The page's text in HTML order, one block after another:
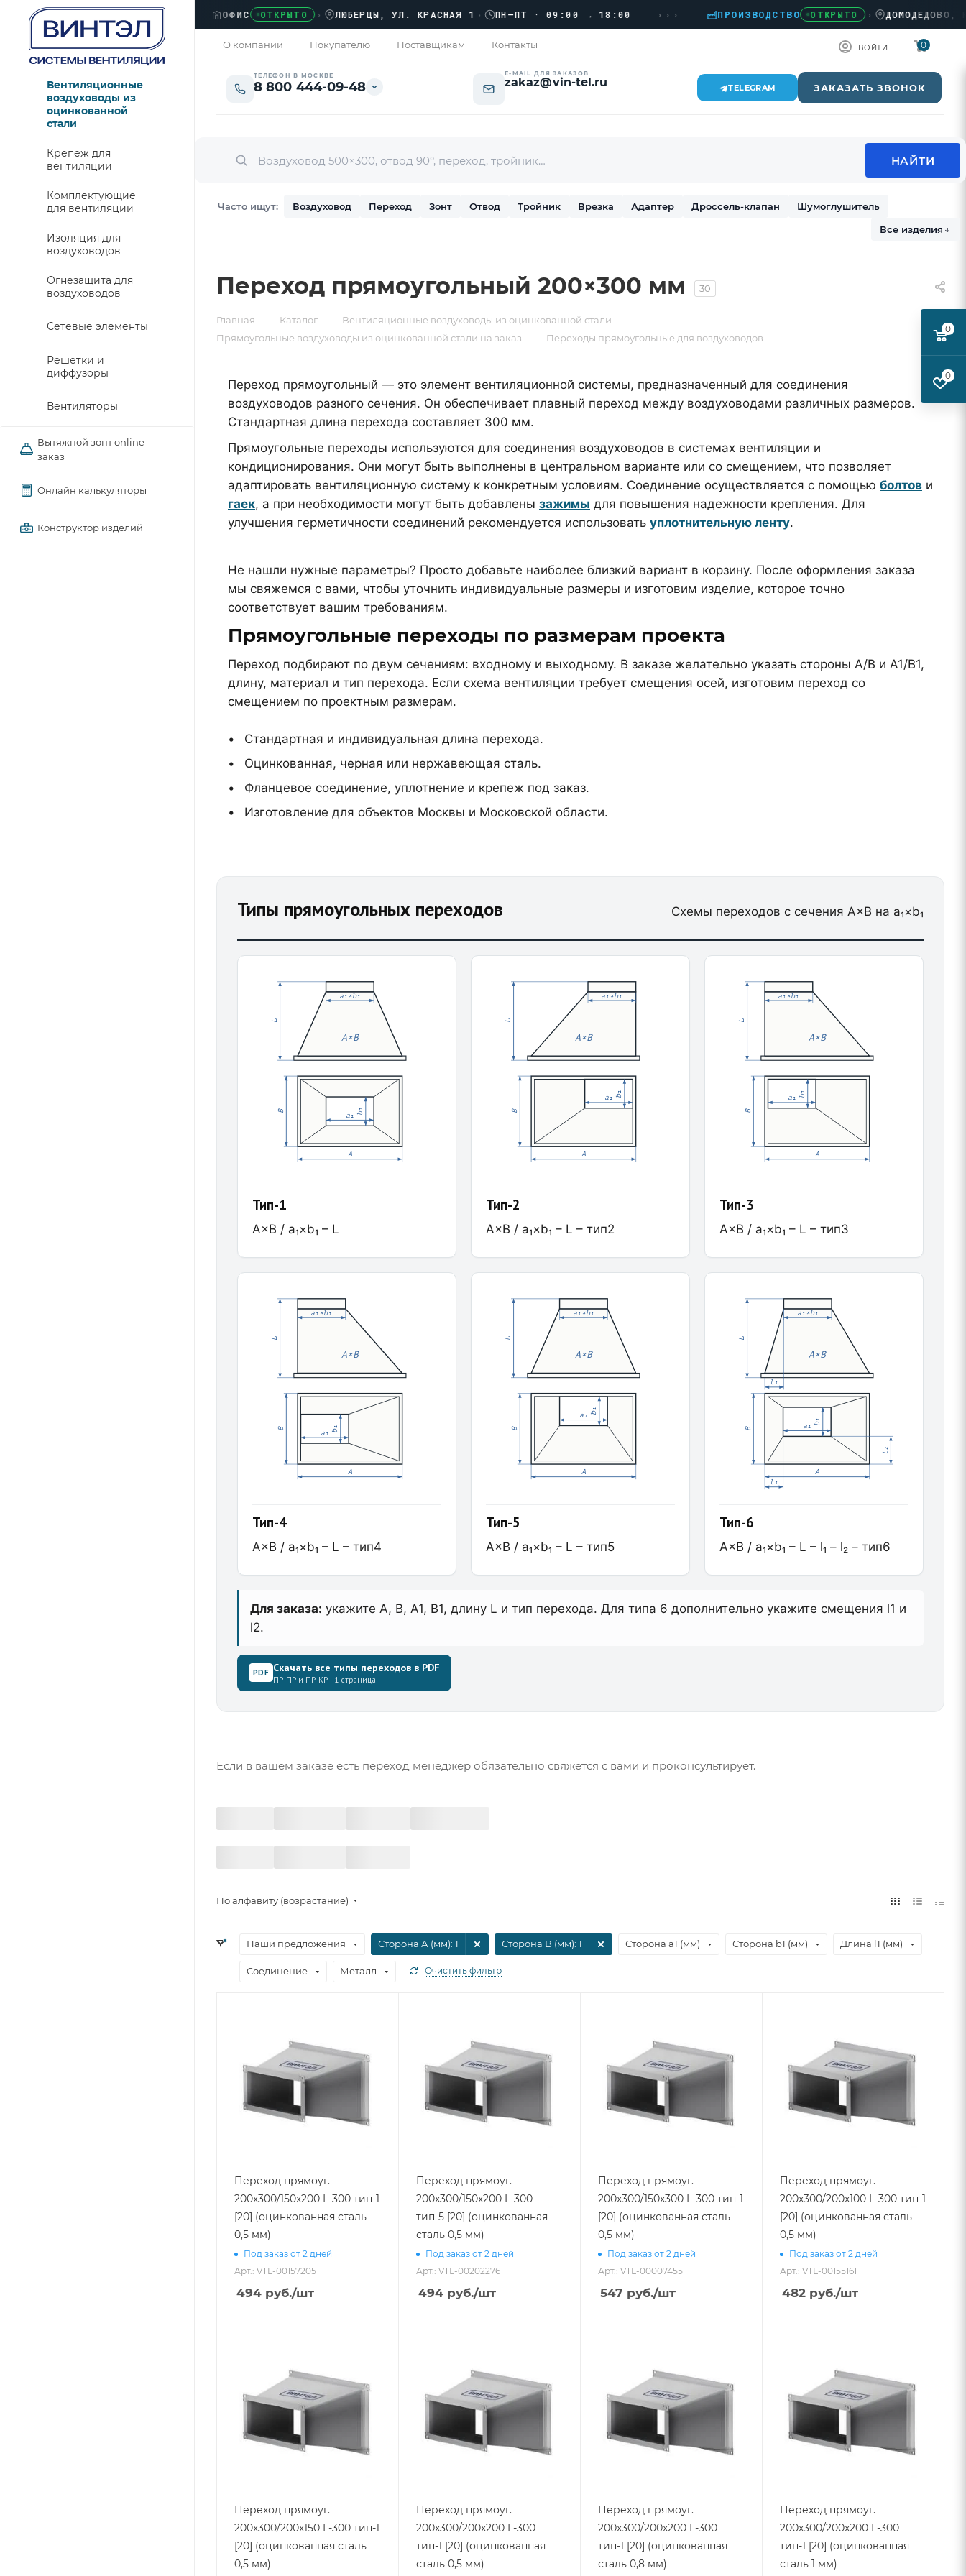
ОФИС ОТКРЫТО › ЛЮБЕРЦЫ, УЛ. КРАСНАЯ 1› ПН–ПТ · 09:00 → 18:00 ››› ПРОИЗВОДСТВО ОТКРЫТО › ДОМОДЕДОВО,
О компании Покупателю Поставщикам Контакты ВОЙТИ 0
ТЕЛЕФОН В МОСКВЕ
8 800 444-09-48
E-MAIL ДЛЯ ЗАКАЗОВ
zakaz@vin-tel.ru TELEGRAM ЗАКАЗАТЬ ЗВОНОК
Часто ищут: Воздуховод Переход Зонт Отвод Тройник Врезка Адаптер Дроссель-клапан
Шумоглушитель
Все изделия ↓
Вентиляционные
воздуховоды из
оцинкованной
стали
Крепеж для
вентиляции
Комплектующие
для вентиляции
Изоляция для
воздуховодов
Огнезащита для
воздуховодов
Сетевые элементы
Решетки и
диффузоры
Вентиляторы
Вытяжной зонт online
заказ
Онлайн калькуляторы
Конструктор изделий
Переход прямоугольный 200×300 мм 30
Главная — Каталог — Вентиляционные воздуховоды из оцинкованной стали —
Прямоугольные воздуховоды из оцинкованной стали на заказ — Переходы прямоугольные для воздуховодов
Переход прямоугольный — это элемент вентиляционной системы, предназначенный для соединения
воздуховодов разного сечения. Он обеспечивает плавный переход между воздуховодами различных размеров.
Стандартная длина перехода составляет 300 мм.
Прямоугольные переходы используются для соединения воздуховодов в системах вентиляции и
кондиционирования. Они могут быть выполнены в центральном варианте или со смещением, что позволяет
адаптировать вентиляционную систему к конкретным условиям. Соединение осуществляется с помощью болтов и
гаек, а при необходимости могут быть добавлены зажимы для повышения надежности крепления. Для
улучшения герметичности соединений рекомендуется использовать уплотнительную ленту.
Не нашли нужные параметры? Просто добавьте наиболее близкий вариант в корзину. После оформления заказа
мы свяжемся с вами, чтобы уточнить индивидуальные размеры и изготовим изделие, которое точно
соответствует вашим требованиям.
Прямоугольные переходы по размерам проекта
Переход подбирают по двум сечениям: входному и выходному. В заказе желательно указать стороны A/B и A1/B1,
длину, материал и тип перехода. Если схема вентиляции требует смещения осей, изготовим переход со
смещением по проектным размерам.
Стандартная и индивидуальная длина перехода.
Оцинкованная, черная или нержавеющая сталь.
Фланцевое соединение, уплотнение и крепеж под заказ.
Изготовление для объектов Москвы и Московской области.
Типы прямоугольных переходов Схемы переходов с сечения A×B на a₁×b₁
A×B
a₁×b₁
L
a₁ b₁
B
A
Тип-1
A×B / a₁×b₁ – L
A×B
a₁×b₁
L
a₁ b₁
B
A
Тип-2
A×B / a₁×b₁ – L – тип2
A×B
a₁×b₁
L
a₁ b₁
B
A
Тип-3
A×B / a₁×b₁ – L – тип3
A×B
a₁×b₁
L
a₁ b₁
B
A
Тип-4
A×B / a₁×b₁ – L – тип4
A×B
a₁×b₁
L
a₁ b₁
B
A
Тип-5
A×B / a₁×b₁ – L – тип5
A×B
a₁×b₁
L
l₁
a₁ b₁
B
A
l₁
l₂
Тип-6
A×B / a₁×b₁ – L – l₁ – l₂ – тип6
Для заказа: укажите A, B, A1, B1, длину L и тип перехода. Для типа 6 дополнительно укажите смещения l1 и
l2.
PDF Скачать все типы переходов в PDF
ПР-ПР и ПР-КР · 1 страница
Если в вашем заказе есть переход менеджер обязательно свяжется с вами и проконсультирует.
По алфавиту (возрастание)
Наши предложения Сторона А (мм): 1 Сторона B (мм): 1 Сторона a1 (мм) Сторона b1 (мм) Длина l1 (мм)
Соединение Металл Очистить фильтр
Переход прямоуг.
200х300/150х200 L-300 тип-1
[20] (оцинкованная сталь
0,5 мм)
Под заказ от 2 дней
Арт.: VTL-00157205
494 руб./шт
Переход прямоуг.
200х300/150х200 L-300
тип-5 [20] (оцинкованная
сталь 0,5 мм)
Под заказ от 2 дней
Арт.: VTL-00202276
494 руб./шт
Переход прямоуг.
200х300/150х300 L-300 тип-1
[20] (оцинкованная сталь
0,5 мм)
Под заказ от 2 дней
Арт.: VTL-00007455
547 руб./шт
Переход прямоуг.
200х300/200х100 L-300 тип-1
[20] (оцинкованная сталь
0,5 мм)
Под заказ от 2 дней
Арт.: VTL-00155161
482 руб./шт
Переход прямоуг.
200х300/200х150 L-300 тип-1
[20] (оцинкованная сталь
0,5 мм)
Переход прямоуг.
200х300/200х200 L-300
тип-1 [20] (оцинкованная
сталь 0,5 мм)
Переход прямоуг.
200х300/200х200 L-300
тип-1 [20] (оцинкованная
сталь 0,8 мм)
Переход прямоуг.
200х300/200х200 L-300
тип-1 [20] (оцинкованная
сталь 1 мм)
0
0